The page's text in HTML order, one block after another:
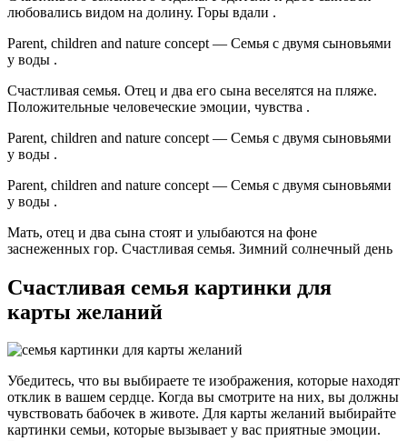
любовались видом на долину. Горы вдали .
Parent, children and nature concept — Семья с двумя сыновьями
у воды .
Счастливая семья. Отец и два его сына веселятся на пляже.
Положительные человеческие эмоции, чувства .
Parent, children and nature concept — Семья с двумя сыновьями
у воды .
Parent, children and nature concept — Семья с двумя сыновьями
у воды .
Мать, отец и два сына стоят и улыбаются на фоне
заснеженных гор. Счастливая семья. Зимний солнечный день
Счастливая семья картинки для
карты желаний
Убедитесь, что вы выбираете те изображения, которые находят
отклик в вашем сердце. Когда вы смотрите на них, вы должны
чувствовать бабочек в животе. Для карты желаний выбирайте
картинки семьи, которые вызывает у вас приятные эмоции.